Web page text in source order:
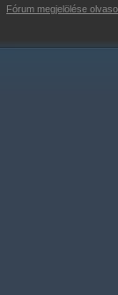
Fórum megjelölése